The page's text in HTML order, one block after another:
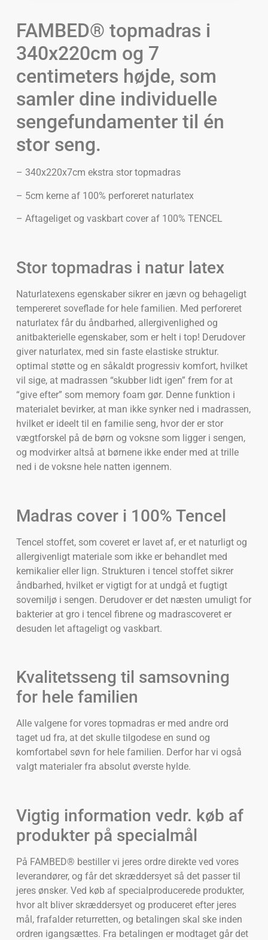
FAMBED® topmadras i
340x220cm og 7
centimeters højde, som
samler dine individuelle
sengefundamenter til én
stor seng.
– 340x220x7cm ekstra stor topmadras
– 5cm kerne af 100% perforeret naturlatex
– Aftageliget og vaskbart cover af 100% TENCEL
Stor topmadras i natur latex
Naturlatexens egenskaber sikrer en jævn og behageligt
tempereret soveflade for hele familien. Med perforeret
naturlatex får du åndbarhed, allergivenlighed og
anitbakterielle egenskaber, som er helt i top! Derudover
giver naturlatex, med sin faste elastiske struktur.
optimal støtte og en såkaldt progressiv komfort, hvilket
vil sige, at madrassen “skubber lidt igen” frem for at
“give efter” som memory foam gør. Denne funktion i
materialet bevirker, at man ikke synker ned i madrassen,
hvilket er ideelt til en familie seng, hvor der er stor
vægtforskel på de børn og voksne som ligger i sengen,
og modvirker altså at børnene ikke ender med at trille
ned i de voksne hele natten igennem.
Madras cover i 100% Tencel
Tencel stoffet, som coveret er lavet af, er et naturligt og
allergivenligt materiale som ikke er behandlet med
kemikalier eller lign. Strukturen i tencel stoffet sikrer
åndbarhed, hvilket er vigtigt for at undgå et fugtigt
sovemiljø i sengen. Derudover er det næsten umuligt for
bakterier at gro i tencel fibrene og madrascoveret er
desuden let aftageligt og vaskbart.
Kvalitetsseng til samsovning
for hele familien
Alle valgene for vores topmadras er med andre ord
taget ud fra, at det skulle tilgodese en sund og
komfortabel søvn for hele familien. Derfor har vi også
valgt materialer fra absolut øverste hylde.
Vigtig information vedr. køb af
produkter på specialmål
På FAMBED® bestiller vi jeres ordre direkte ved vores
leverandører, og får det skræddersyet så det passer til
jeres ønsker. Ved køb af specialproducerede produkter,
hvor alt bliver skræddersyet og produceret efter jeres
mål, frafalder returretten, og betalingen skal ske inden
ordren igangsættes. Fra betalingen er modtaget går det